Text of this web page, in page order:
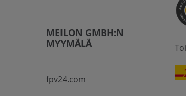
MEILON GMBH:N
MYYMÄLÄ
fpv24.com